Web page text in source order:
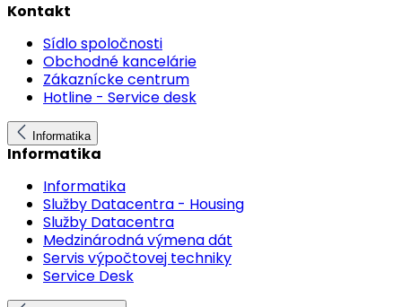
Kontakt
Sídlo spoločnosti
Obchodné kancelárie
Zákaznícke centrum
Hotline - Service desk
Informatika
Informatika
Informatika
Služby Datacentra - Housing
Služby Datacentra
Medzinárodná výmena dát
Servis výpočtovej techniky
Service Desk